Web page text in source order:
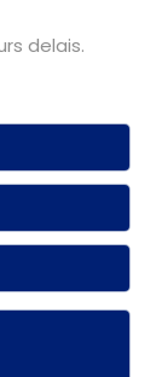
delais.